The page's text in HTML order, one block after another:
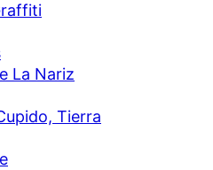
La Nariz
Tierra